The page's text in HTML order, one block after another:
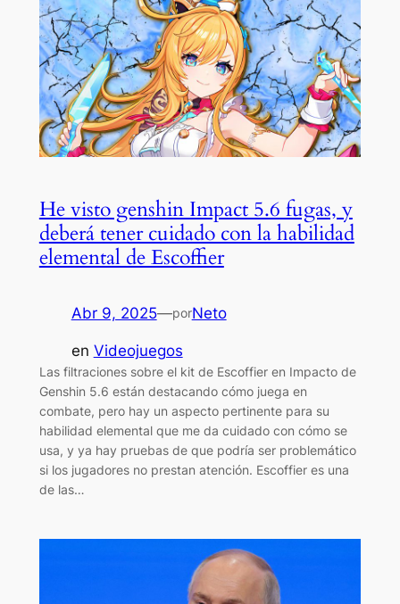
He visto genshin Impact 5.6 fugas, y
deberá tener cuidado con la habilidad
elemental de Escoffier
Abr 9, 2025—porNeto
en Videojuegos
Las filtraciones sobre el kit de Escoffier en Impacto de
Genshin 5.6 están destacando cómo juega en
combate, pero hay un aspecto pertinente para su
habilidad elemental que me da cuidado con cómo se
usa, y ya hay pruebas de que podría ser problemático
si los jugadores no prestan atención. Escoffier es una
de las…